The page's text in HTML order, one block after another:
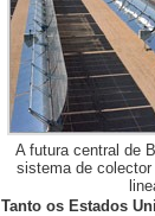
A futura central de
sistema de
Tanto os Estados